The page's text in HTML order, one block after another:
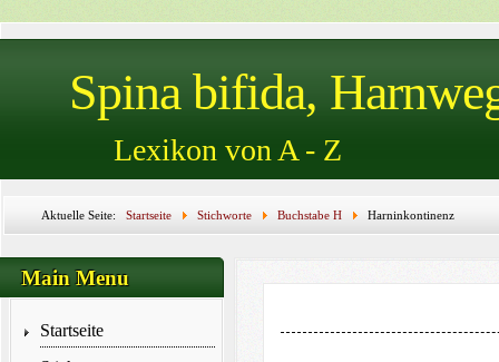
Spina bifida,
Lexikon von A - Z
Aktuelle Seite: Startseite Stichworte Buchstabe H Harninkontinenz
Main Menu
Startseite